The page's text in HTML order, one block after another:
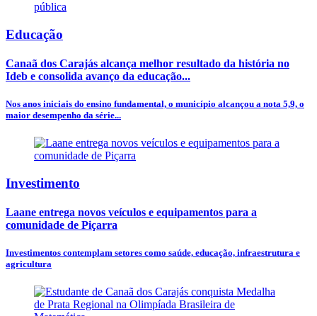
Educação
Canaã dos Carajás alcança melhor resultado da história no
Ideb e consolida avanço da educação...
Nos anos iniciais do ensino fundamental, o município alcançou a nota 5,9, o
maior desempenho da série...
Investimento
Laane entrega novos veículos e equipamentos para a
comunidade de Piçarra
Investimentos contemplam setores como saúde, educação, infraestrutura e
agricultura